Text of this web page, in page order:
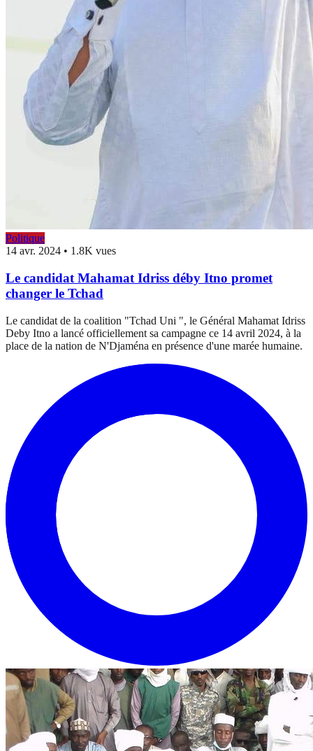
Politique
14 avr. 2024 • 1.8K vues
Le candidat Mahamat Idriss déby Itno promet
changer le Tchad
Le candidat de la coalition "Tchad Uni ", le Général Mahamat Idriss
Deby Itno a lancé officiellement sa campagne ce 14 avril 2024, à la
place de la nation de N'Djaména en présence d'une marée humaine.